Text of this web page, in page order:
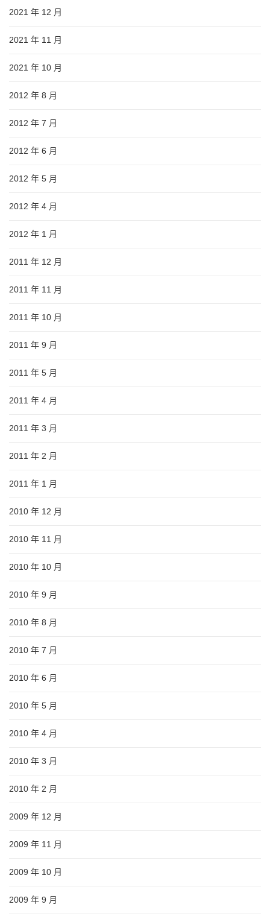
2021 年 12 月
2021 年 11 月
2021 年 10 月
2012 年 8 月
2012 年 7 月
2012 年 6 月
2012 年 5 月
2012 年 4 月
2012 年 1 月
2011 年 12 月
2011 年 11 月
2011 年 10 月
2011 年 9 月
2011 年 5 月
2011 年 4 月
2011 年 3 月
2011 年 2 月
2011 年 1 月
2010 年 12 月
2010 年 11 月
2010 年 10 月
2010 年 9 月
2010 年 8 月
2010 年 7 月
2010 年 6 月
2010 年 5 月
2010 年 4 月
2010 年 3 月
2010 年 2 月
2009 年 12 月
2009 年 11 月
2009 年 10 月
2009 年 9 月